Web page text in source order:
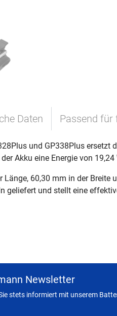
Daten Passend für
und GP338Plus
Akku eine Energie von
Länge, 60,30 mm in der
geliefert und stellt eine
Newsletter
stets informiert mit unserem